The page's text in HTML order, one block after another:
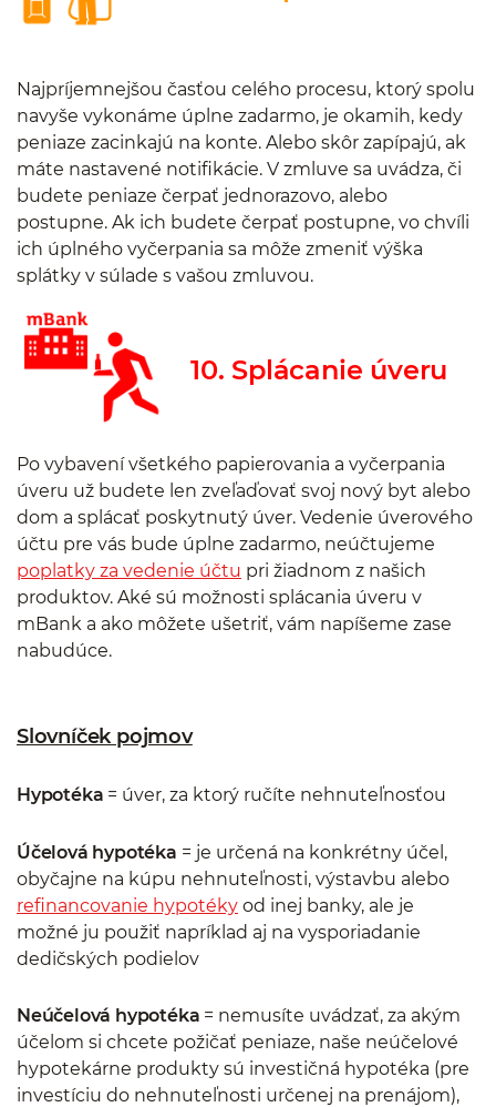
Najpríjemnejšou časťou celého procesu, ktorý spolu
navyše vykonáme úplne zadarmo, je okamih, kedy
peniaze zacinkajú na konte. Alebo skôr zapípajú, ak
máte nastavené notifikácie. V zmluve sa uvádza, či
budete peniaze čerpať jednorazovo, alebo
postupne. Ak ich budete čerpať postupne, vo chvíli
ich úplného vyčerpania sa môže zmeniť výška
splátky v súlade s vašou zmluvou.
10. Splácanie úveru
Po vybavení všetkého papierovania a vyčerpania
úveru už budete len zveľaďovať svoj nový byt alebo
dom a splácať poskytnutý úver. Vedenie úverového
účtu pre vás bude úplne zadarmo, neúčtujeme
poplatky za vedenie účtu pri žiadnom z našich
produktov. Aké sú možnosti splácania úveru v
mBank a ako môžete ušetriť, vám napíšeme zase
nabudúce.
Slovníček pojmov
Hypotéka = úver, za ktorý ručíte nehnuteľnosťou
Účelová hypotéka = je určená na konkrétny účel,
obyčajne na kúpu nehnuteľnosti, výstavbu alebo
refinancovanie hypotéky od inej banky, ale je
možné ju použiť napríklad aj na vysporiadanie
dedičských podielov
Neúčelová hypotéka = nemusíte uvádzať, za akým
účelom si chcete požičať peniaze, naše neúčelové
hypotekárne produkty sú investičná hypotéka (pre
investíciu do nehnuteľnosti určenej na prenájom),